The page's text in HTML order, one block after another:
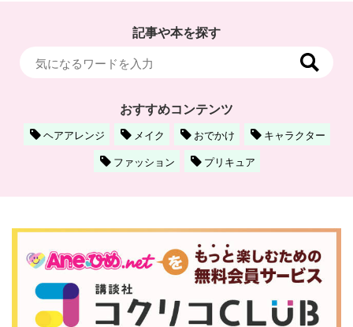
記事や本を探す
おすすめコンテンツ
ヘアアレンジ メイク おでかけ
キャラクター
ファッション
プリキュア